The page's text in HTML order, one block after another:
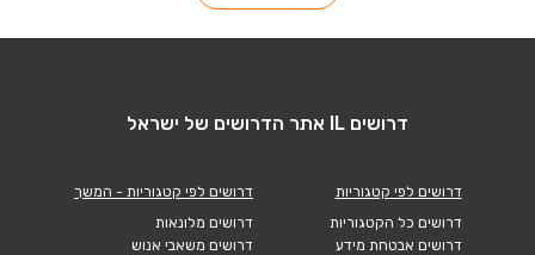
דרושים IL אתר הדרושים של ישראל
דרושים לפי קטגוריות
דרושים כל הקטגוריות
דרושים אבטחת מידע
דרושים לפי קטגוריות - המשך
דרושים מלונאות
דרושים משאבי אנוש